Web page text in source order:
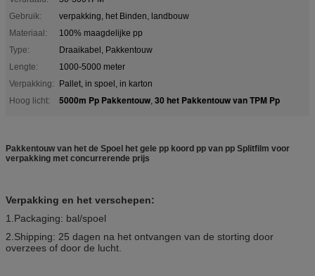
Gebruik:
verpakking, het Binden, landbouw
Materiaal:
100% maagdelijke pp
Type:
Draaikabel, Pakkentouw
Lengte:
1000-5000 meter
Verpakking:
Pallet, in spoel, in karton
Hoog licht:
5000m Pp Pakkentouw, 30 het Pakkentouw van TPM Pp
Pakkentouw van het de Spoel het gele pp koord pp van pp Splitfilm voor
verpakking met concurrerende prijs
Verpakking en het verschepen:
1.Packaging: bal/spoel
2.Shipping: 25 dagen na het ontvangen van de storting door
overzees of door de lucht.